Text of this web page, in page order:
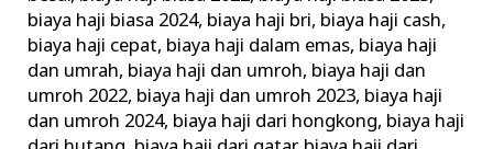
biaya haji biasa 2024, biaya haji bri, biaya haji cash,
biaya haji cepat, biaya haji dalam emas, biaya haji
dan umrah, biaya haji dan umroh, biaya haji dan
umroh 2022, biaya haji dan umroh 2023, biaya haji
dan umroh 2024, biaya haji dari hongkong, biaya haji